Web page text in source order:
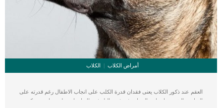
أمراض الكلاب الكلاب
العقم عند ذكور الكلاب يعنى فقدان قدرة الكلب على انجاب الاطفال رغم قدرته على
التزاوج والشعور باعراض الحرارة فى فترة البلوغ. هناك اسباب خلقية واخرى مكتسبة